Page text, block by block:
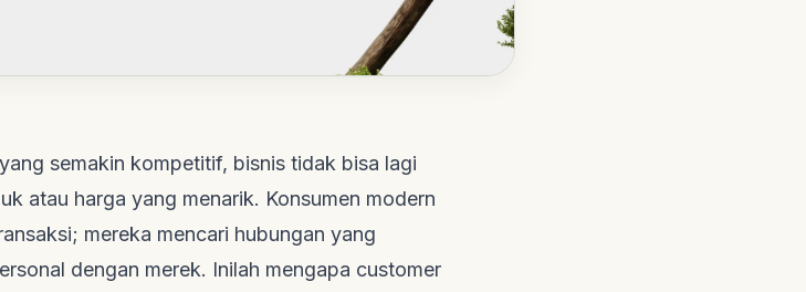
semakin kompetitif, bisnis tidak bisa lagi
atau harga yang menarik. Konsumen modern
mereka mencari hubungan yang
dengan merek. Inilah mengapa customer